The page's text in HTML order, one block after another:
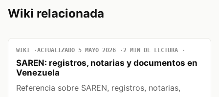
Wiki relacionada
WIKI ACTUALIZADO 5 MAYO 2026 2 MIN DE LECTURA
SAREN: registros, notarias y documentos en
Venezuela
Referencia sobre SAREN, registros, notarias,